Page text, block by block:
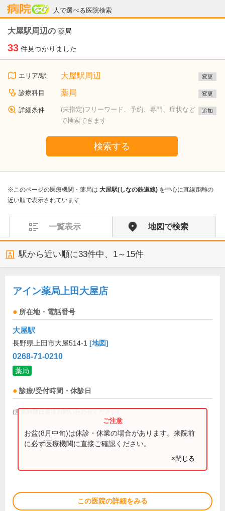
人で選べる医院検索
病院なび
大屋駅周辺の 薬局
33 件見つかりました
エリア/駅 大屋駅周辺 変更
診療科目 薬局 変更
詳細条件
(未指定)フリーワード、予約、専門、症状など
で検索できます
追加
検索する
※このページの医療機関・薬局は 大屋駅(しなの鉄道線) を中心に直線距離の
近い順で表示されています
一覧表示 地図で検索
駅から近い順に33件中、 1～15件
アイン薬局上田大屋店
所在地・電話番号
大屋駅
長野県上田市大屋514-1 [地図]
0268-71-0210
薬局
診療/受付時間・休診日
(営業時間は直接お問い合わせください)
お盆(8月中旬)は休診・休業の場合があります。来院前
に必ず医療機関に直接ご確認ください。
×閉じる
この医院の詳細をみる